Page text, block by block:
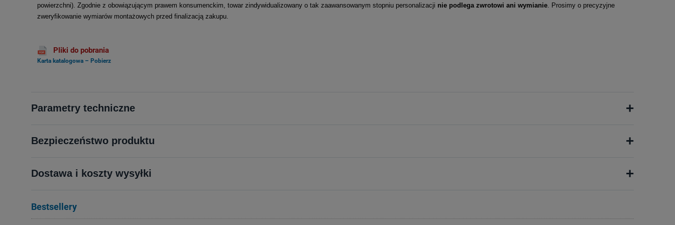
powierzchni). Zgodnie z obowiązującym prawem konsumenckim, towar zindywidualizowany o tak zaawansowanym stopniu personalizacji nie podlega zwrotowi ani wymianie . Prosimy o precyzyjne
zweryfikowanie wymiarów montażowych przed finalizacją zakupu.
Pliki do pobrania
Karta katalogowa – Pobierz
Parametry techniczne +
Bezpieczeństwo produktu +
Dostawa i koszty wysyłki +
Bestsellery